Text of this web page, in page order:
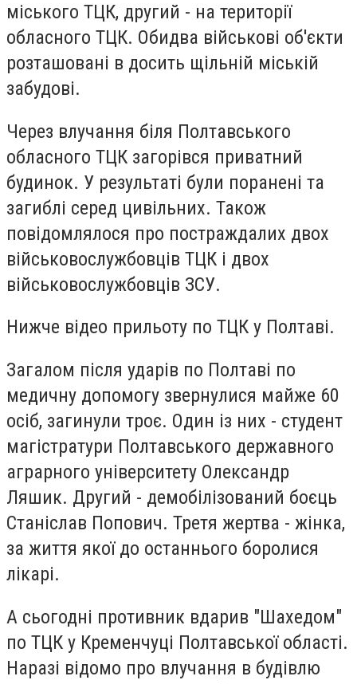
міського ТЦК, другий - на території
обласного ТЦК. Обидва військові об'єкти
розташовані в досить щільній міській
забудові.
Через влучання біля Полтавського
обласного ТЦК загорівся приватний
будинок. У результаті були поранені та
загиблі серед цивільних. Також
повідомлялося про постраждалих двох
військовослужбовців ТЦК і двох
військовослужбовців ЗСУ.
Нижче відео прильоту по ТЦК у Полтаві.
Загалом після ударів по Полтаві по
медичну допомогу звернулися майже 60
осіб, загинули троє. Один із них - студент
магістратури Полтавського державного
аграрного університету Олександр
Ляшик. Другий - демобілізований боєць
Станіслав Попович. Третя жертва - жінка,
за життя якої до останнього боролися
лікарі.
А сьогодні противник вдарив "Шахедом"
по ТЦК у Кременчуці Полтавської області.
Наразі відомо про влучання в будівлю